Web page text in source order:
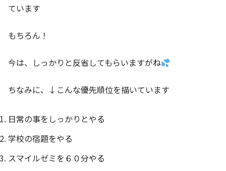
ています
もちろん！
今は、しっかりと反省してもらいますがね
ちなみに、↓こんな優先順位を描いています
日常の事をしっかりとやる
学校の宿題をやる
スマイルゼミを６０分やる